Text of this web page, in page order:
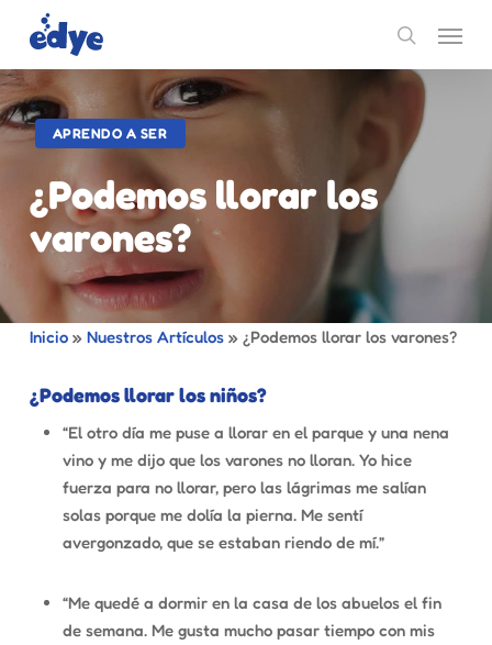
main
content
search
Menu
APRENDO A SER
¿Podemos llorar los
varones?
Inicio» Nuestros Artículos» ¿Podemos llorar los varones?
¿Podemos llorar los niños?
“El otro día me puse a llorar en el parque y una nena
vino y me dijo que los varones no lloran. Yo hice
fuerza para no llorar, pero las lágrimas me salían
solas porque me dolía la pierna. Me sentí
avergonzado, que se estaban riendo de mí.”
“Me quedé a dormir en la casa de los abuelos el fin
de semana. Me gusta mucho pasar tiempo con mis